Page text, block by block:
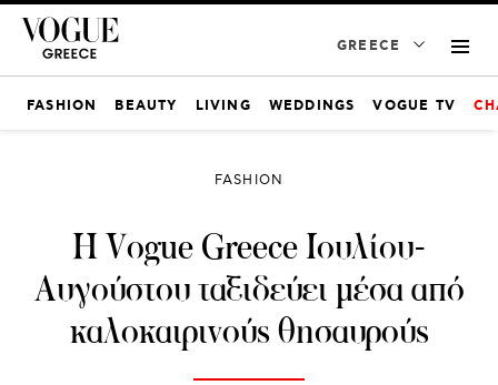
GREECE
FASHION BEAUTY LIVING WEDDINGS VOGUE TV
FASHION
H Vogue Greece Ιουλίου-
Αυγούστου ταξιδεύει μέσα από
καλοκαιρινούς θησαυρούς